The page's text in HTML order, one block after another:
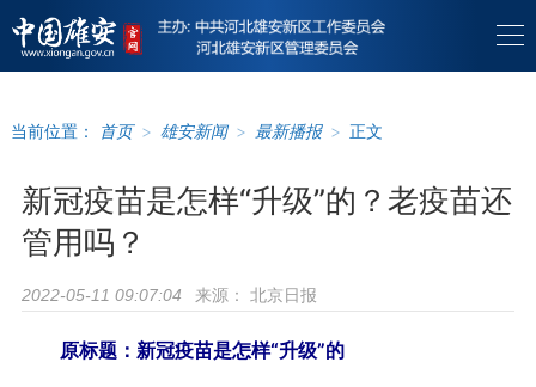
当前位置： 首页 > 雄安新闻 > 最新播报 > 正文
新冠疫苗是怎样“升级”的？老疫苗还
管用吗？
2022-05-11 09:07:04 来源： 北京日报
原标题：新冠疫苗是怎样“升级”的